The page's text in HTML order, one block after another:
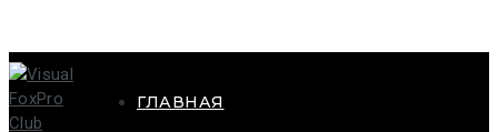
ГЛАВНАЯ